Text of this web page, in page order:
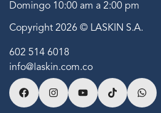
Domingo 10:00 am a 2:00 pm
Copyright 2026 © LASKIN S.A.
602 514 6018
info@laskin.com.co